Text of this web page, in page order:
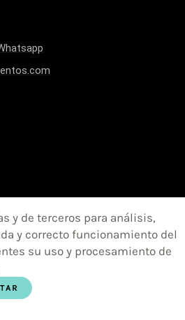
y de terceros para análisis,
y correcto funcionamiento del
su uso y procesamiento de